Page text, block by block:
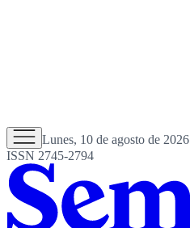
Lunes, 10 de agosto de 2026
ISSN 2745-2794